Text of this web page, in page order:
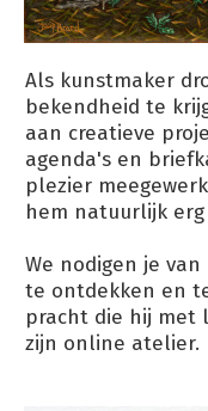
Als kunstmaker
bekendheid te
aan creatieve
agenda's en
plezier
hem natuurlijk
We nodigen je
te ontdekken en
pracht die hij met
zijn online atelier.